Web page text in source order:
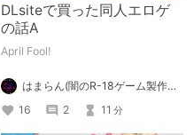
DLsiteで買った同人エロゲ
の話A
April Fool!
はまらん(闇のR-18ゲーム製作魔法使い)
16
2 11 分